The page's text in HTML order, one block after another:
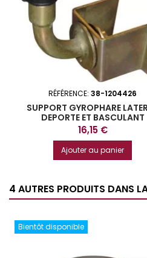
RÉFÉRENCE: 38-1204426
SUPPORT GYROPHARE
DEPORTE ET BASCULANT
Prix
16,15 €
Ajouter au panier
4 AUTRES PRODUITS DANS
Bientôt disponible